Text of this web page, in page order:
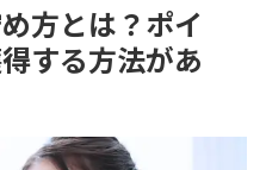
方とは？ポイ
する方法があ